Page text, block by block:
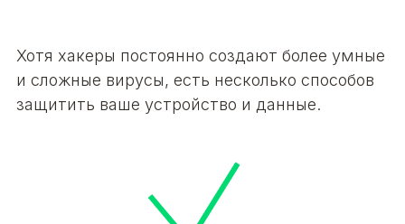
Хотя хакеры постоянно создают более умные
и сложные вирусы, есть несколько способов
защитить ваше устройство и данные.